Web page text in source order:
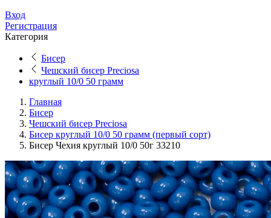
Вход
Регистрация
Категория
Бисер
Чешский бисер Preciosa
круглый 10/0 50 грамм
Главная
Бисер
Чешский бисер Preciosa
Бисер круглый 10/0 50 грамм (первый сорт)
Бисер Чехия круглый 10/0 50г 33210